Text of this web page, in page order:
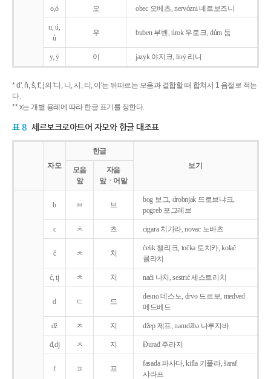
o,ó 오 obec 오베츠, nervózni 네르보즈니
u, ú,
ů
우 buben 부벤, úrok 우로크, dům 둠
y, ý 이 jazyk야지크, líný 리니
* d', ň, š, t', j의 '디, 니, 시, 티, 이'는 뒤따르는 모음과 결합할 때 합쳐서 1 음절로 적는
다.
** x는 개별 용례에 따라 한글 표기를 정한다.
표 8 세르보크로아트어 자모와 한글 대조표
자모
한글
보기
모음
앞
자음
앞ㆍ어말
b ㅂ 브
bog 보그, drobnjak 드로브냐크,
pogreb 포그레브
c ㅊ 츠 cigara 치가라, novac 노바츠
č ㅊ 치
čelik 첼리크, točka 토치카, kolač
콜라치
ć, tj ㅊ 치 naći 나치, sestrić 세스트리치
d ㄷ 드
desno 데스노, drvo 드르보, medved
메드베드
dž ㅈ 지 džep 제프, narudžba 나루지바
đ,dj ㅈ 지 Ðurađ 주라지
f ㅍ 프
fasada 파사다, kifla 키플라, šaraf
샤라프